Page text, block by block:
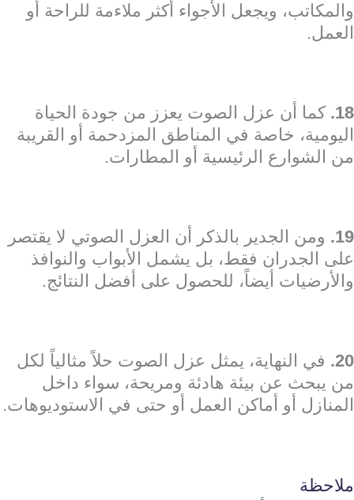
والمكاتب، ويجعل الأجواء أكثر ملاءمة للراحة أو
العمل.
18. كما أن عزل الصوت يعزز من جودة الحياة
اليومية، خاصة في المناطق المزدحمة أو القريبة
من الشوارع الرئيسية أو المطارات.
19. ومن الجدير بالذكر أن العزل الصوتي لا يقتصر
على الجدران فقط، بل يشمل الأبواب والنوافذ
والأرضيات أيضاً، للحصول على أفضل النتائج.
20. في النهاية، يمثل عزل الصوت حلاً مثالياً لكل
من يبحث عن بيئة هادئة ومريحة، سواء داخل
المنازل أو أماكن العمل أو حتى في الاستوديوهات.
ملاحظة